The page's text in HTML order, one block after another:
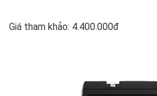
Giá tham khảo: 4.400.000đ